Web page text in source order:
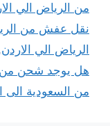
من الرياض الي
نقل عفش من
الرياض الي الاردن
هل يوجد شحن من
من السعودية الى